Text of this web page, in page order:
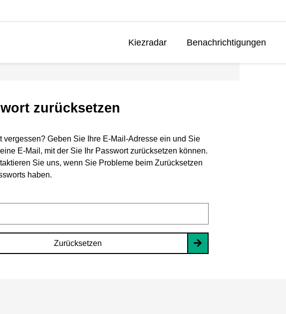
Kiezradar Benachrichtigungen
zurücksetzen
vergessen? Geben Sie Ihre E-Mail-Adresse ein und Sie
E-Mail, mit der Sie Ihr Passwort zurücksetzen können.
Sie uns, wenn Sie Probleme beim Zurücksetzen
haben.
Zurücksetzen